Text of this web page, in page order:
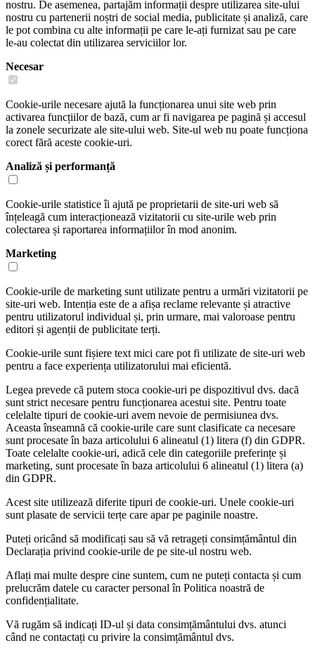
nostru. De asemenea, partajăm informații despre utilizarea site-ului
nostru cu partenerii noștri de social media, publicitate și analiză, care
le pot combina cu alte informații pe care le-ați furnizat sau pe care
le-au colectat din utilizarea serviciilor lor.
Necesar
Cookie-urile necesare ajută la funcționarea unui site web prin
activarea funcțiilor de bază, cum ar fi navigarea pe pagină și accesul
la zonele securizate ale site-ului web. Site-ul web nu poate funcționa
corect fără aceste cookie-uri.
Analiză și performanță
Cookie-urile statistice îi ajută pe proprietarii de site-uri web să
înțeleagă cum interacționează vizitatorii cu site-urile web prin
colectarea și raportarea informațiilor în mod anonim.
Marketing
Cookie-urile de marketing sunt utilizate pentru a urmări vizitatorii pe
site-uri web. Intenția este de a afișa reclame relevante și atractive
pentru utilizatorul individual și, prin urmare, mai valoroase pentru
editori și agenții de publicitate terți.
Cookie-urile sunt fișiere text mici care pot fi utilizate de site-uri web
pentru a face experiența utilizatorului mai eficientă.
Legea prevede că putem stoca cookie-uri pe dispozitivul dvs. dacă
sunt strict necesare pentru funcționarea acestui site. Pentru toate
celelalte tipuri de cookie-uri avem nevoie de permisiunea dvs.
Aceasta înseamnă că cookie-urile care sunt clasificate ca necesare
sunt procesate în baza articolului 6 alineatul (1) litera (f) din GDPR.
Toate celelalte cookie-uri, adică cele din categoriile preferințe și
marketing, sunt procesate în baza articolului 6 alineatul (1) litera (a)
din GDPR.
Acest site utilizează diferite tipuri de cookie-uri. Unele cookie-uri
sunt plasate de servicii terțe care apar pe paginile noastre.
Puteți oricând să modificați sau să vă retrageți consimțământul din
Declarația privind cookie-urile de pe site-ul nostru web.
Aflați mai multe despre cine suntem, cum ne puteți contacta și cum
prelucrăm datele cu caracter personal în Politica noastră de
confidențialitate.
Vă rugăm să indicați ID-ul și data consimțământului dvs. atunci
când ne contactați cu privire la consimțământul dvs.